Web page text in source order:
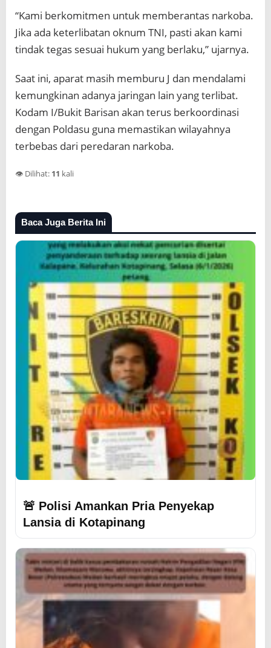
“Kami berkomitmen untuk memberantas narkoba.
Jika ada keterlibatan oknum TNI, pasti akan kami
tindak tegas sesuai hukum yang berlaku,” ujarnya.
Saat ini, aparat masih memburu J dan mendalami
kemungkinan adanya jaringan lain yang terlibat.
Kodam I/Bukit Barisan akan terus berkoordinasi
dengan Poldasu guna memastikan wilayahnya
terbebas dari peredaran narkoba.
👁️ Dilihat: 11 kali
Baca Juga Berita Ini
🚨 Polisi Amankan Pria Penyekap
Lansia di Kotapinang